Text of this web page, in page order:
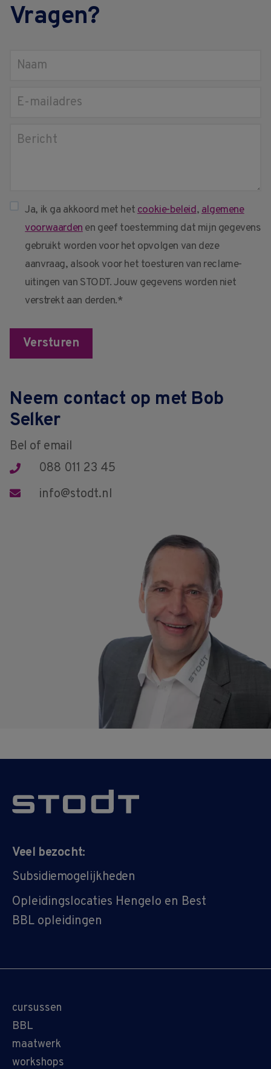
Vragen?
Ja, ik ga akkoord met hetcookie-beleid,algemene
voorwaardenen geef toestemming dat mijn gegevens
gebruikt worden voor het opvolgen van deze
aanvraag, alsook voor het toesturen van reclame-
uitingen van STODT. Jouw gegevens worden niet
verstrekt aan derden.*
Versturen
Neem contact op met Bob
Selker
Bel of email
088 011 23 45
info@stodt.nl
Veel bezocht:
Subsidiemogelijkheden
Opleidingslocaties Hengelo en Best
BBL opleidingen
cursussen
BBL
maatwerk
workshops